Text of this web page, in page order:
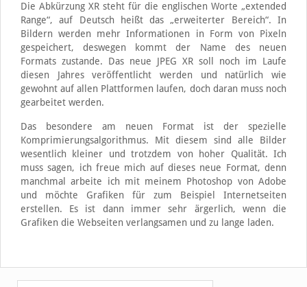
Die Abkürzung XR steht für die englischen Worte „extended
Range“, auf Deutsch heißt das „erweiterter Bereich“. In
Bildern werden mehr Informationen in Form von Pixeln
gespeichert, deswegen kommt der Name des neuen
Formats zustande. Das neue JPEG XR soll noch im Laufe
diesen Jahres veröffentlicht werden und natürlich wie
gewohnt auf allen Plattformen laufen, doch daran muss noch
gearbeitet werden.
Das besondere am neuen Format ist der spezielle
Komprimierungsalgorithmus. Mit diesem sind alle Bilder
wesentlich kleiner und trotzdem von hoher Qualität. Ich
muss sagen, ich freue mich auf dieses neue Format, denn
manchmal arbeite ich mit meinem Photoshop von Adobe
und möchte Grafiken für zum Beispiel Internetseiten
erstellen. Es ist dann immer sehr ärgerlich, wenn die
Grafiken die Webseiten verlangsamen und zu lange laden.